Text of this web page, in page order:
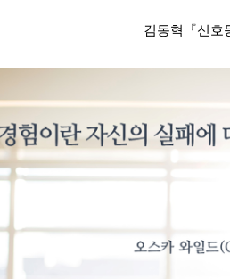
김동혁 『신호